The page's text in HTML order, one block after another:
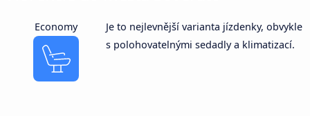
Economy
Je to nejlevnější varianta jízdenky, obvykle
s polohovatelnými sedadly a klimatizací.